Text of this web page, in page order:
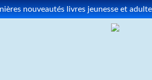
nouveautés livres jeunesse et